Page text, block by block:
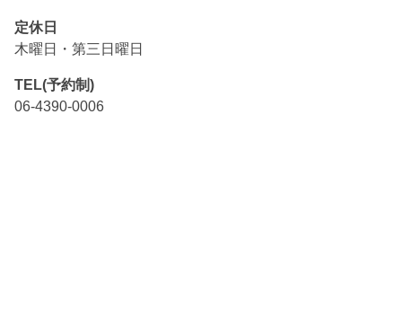
定休日
木曜日・第三日曜日
TEL(予約制)
06-4390-0006